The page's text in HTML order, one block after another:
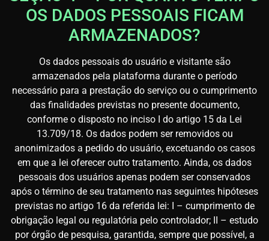
OS DADOS PESSOAIS FICAM
ARMAZENADOS?
Os dados pessoais do usuário e visitante são
armazenados pela plataforma durante o período
necessário para a prestação do serviço ou o cumprimento
das finalidades previstas no presente documento,
conforme o disposto no inciso I do artigo 15 da Lei
13.709/18. Os dados podem ser removidos ou
anonimizados a pedido do usuário, excetuando os casos
em que a lei oferecer outro tratamento. Ainda, os dados
pessoais dos usuários apenas podem ser conservados
após o término de seu tratamento nas seguintes hipóteses
previstas no artigo 16 da referida lei: I – cumprimento de
obrigação legal ou regulatória pelo controlador; II – estudo
por órgão de pesquisa, garantida, sempre que possível, a